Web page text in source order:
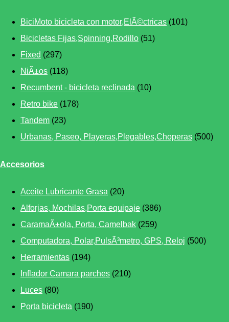
BiciMoto bicicleta con motor,ElÃ©ctricas (101)
Bicicletas Fijas,Spinning,Rodillo (51)
Fixed (297)
NiÃ±os (118)
Recumbent - bicicleta reclinada (10)
Retro bike (178)
Tandem (23)
Urbanas, Paseo, Playeras,Plegables,Choperas (500)
Accesorios
Aceite Lubricante Grasa (20)
Alforjas, Mochilas,Porta equipaje (386)
CaramaÃ±ola, Porta, Camelbak (259)
Computadora, Polar,PulsÃ³metro, GPS, Reloj (500)
Herramientas (194)
Inflador Camara parches (210)
Luces (80)
Porta bicicleta (190)